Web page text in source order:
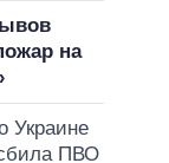
на
Украине
ПВО